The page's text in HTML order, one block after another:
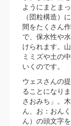
ようにまとま
（団粒構造）
間をたくさん
で、保水性や
けられます。
ミミズや土の
いくのです。
ウェスさんの
ることになり
さおみち」。
ん、お：おん
ん）の頭文字